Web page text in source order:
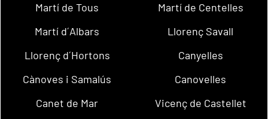
Martí de Tous
Martí de Centelles
Martí d´Albars
Llorenç Savall
Llorenç d´Hortons
Canyelles
Cànoves i Samalús
Canovelles
Canet de Mar
Vicenç de Castellet